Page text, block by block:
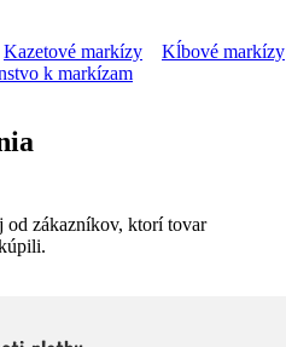
Kazetové markízy
Kĺbové markízy
k markízam
od zákazníkov, ktorí tovar